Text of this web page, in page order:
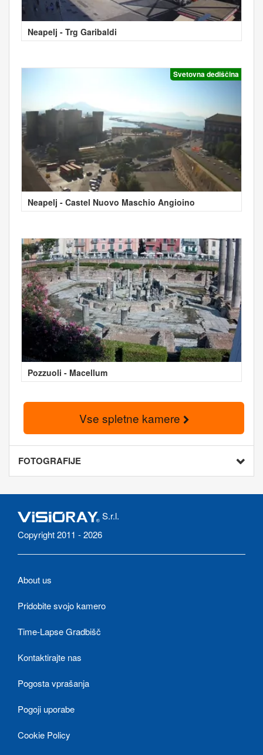
Neapelj - Trg Garibaldi
Svetovna dediščina
Neapelj - Castel Nuovo Maschio Angioino
Pozzuoli - Macellum
Vse spletne kamere
FOTOGRAFIJE
S.r.l.
Copyright 2011 - 2026
About us
Pridobite svojo kamero
Time-Lapse Gradbišč
Kontaktirajte nas
Pogosta vprašanja
Pogoji uporabe
Cookie Policy